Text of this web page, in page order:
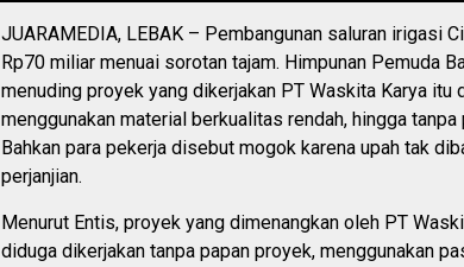
JUARAMEDIA, LEBAK – Pembangunan saluran irigasi
Rp70 miliar menuai sorotan tajam. Himpunan Pemuda
menuding proyek yang dikerjakan PT Waskita Karya itu
menggunakan material berkualitas rendah, hingga tanpa
Bahkan para pekerja disebut mogok karena upah tak
perjanjian.
Menurut Entis, proyek yang dimenangkan oleh PT
diduga dikerjakan tanpa papan proyek, menggunakan